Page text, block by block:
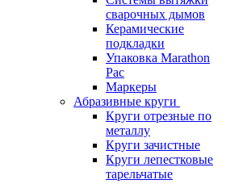
сварочных дымов
Керамические
подкладки
Упаковка Marathon
Pac
Маркеры
Абразивные круги
Круги отрезные по
металлу
Круги зачистные
Круги лепестковые
тарельчатые